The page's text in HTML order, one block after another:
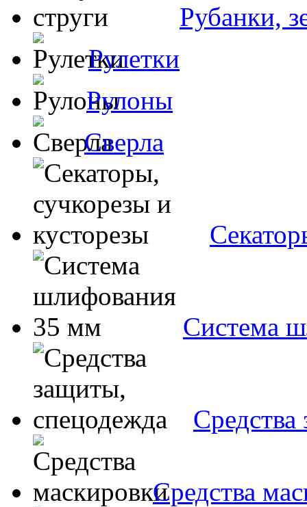
Рубанки,
Рулетки
Рулоны
Сверла
Система
Средства